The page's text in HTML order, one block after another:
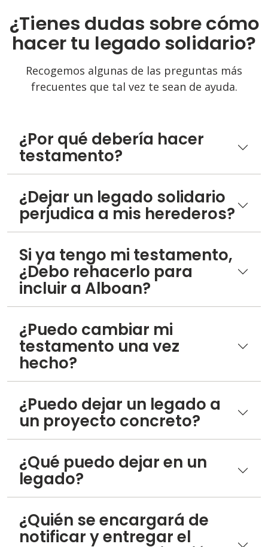
¿Tienes dudas sobre cómo
hacer tu legado solidario?
Recogemos algunas de las preguntas más
frecuentes que tal vez te sean de ayuda.
¿Por qué debería hacer
testamento?
¿Dejar un legado solidario
perjudica a mis herederos?
Si ya tengo mi testamento,
¿Debo rehacerlo para
incluir a Alboan?
¿Puedo cambiar mi
testamento una vez
hecho?
¿Puedo dejar un legado a
un proyecto concreto?
¿Qué puedo dejar en un
legado?
¿Quién se encargará de
notificar y entregar el